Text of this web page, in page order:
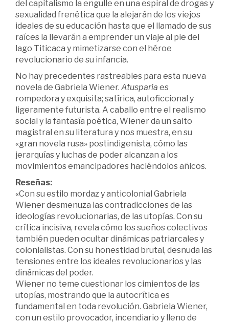
del capitalismo la engulle en una espiral de drogas y
sexualidad frenética que la alejarán de los viejos
ideales de su educación hasta que el llamado de sus
raíces la llevarán a emprender un viaje al pie del
lago Titicaca y mimetizarse con el héroe
revolucionario de su infancia.
No hay precedentes rastreables para esta nueva
novela de Gabriela Wiener. Atusparia es
rompedora y exquisita; satírica, autoficcional y
ligeramente futurista. A caballo entre el realismo
social y la fantasía poética, Wiener da un salto
magistral en su literatura y nos muestra, en su
«gran novela rusa» postindigenista, cómo las
jerarquías y luchas de poder alcanzan a los
movimientos emancipadores haciéndolos añicos.
Reseñas:
«Con su estilo mordaz y anticolonial Gabriela
Wiener desmenuza las contradicciones de las
ideologías revolucionarias, de las utopías. Con su
crítica incisiva, revela cómo los sueños colectivos
también pueden ocultar dinámicas patriarcales y
colonialistas. Con su honestidad brutal, desnuda las
tensiones entre los ideales revolucionarios y las
dinámicas del poder.
Wiener no teme cuestionar los cimientos de las
utopías, mostrando que la autocrítica es
fundamental en toda revolución. Gabriela Wiener,
con un estilo provocador, incendiario y lleno de